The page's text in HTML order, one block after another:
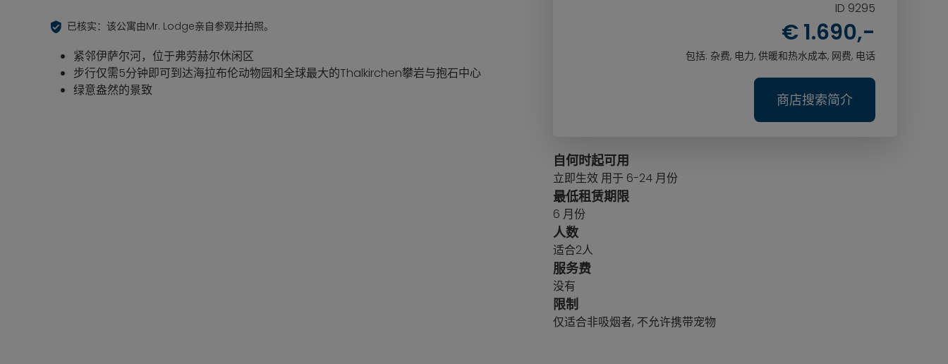
ID 9295
€ 1.690,-
包括: 杂费, 电力, 供暖和热水成本, 网费, 电话
商店搜索简介
自何时起可用
立即生效 用于 6-24 月份
最低租赁期限
6 月份
人数
适合2人
服务费
没有
限制
仅适合非吸烟者, 不允许携带宠物
已核实：该公寓由Mr. Lodge亲自参观并拍照。
紧邻伊萨尔河，位于弗劳赫尔休闲区
步行仅需5分钟即可到达海拉布伦动物园和全球最大的Thalkirchen攀岩与抱石中心
绿意盎然的景致